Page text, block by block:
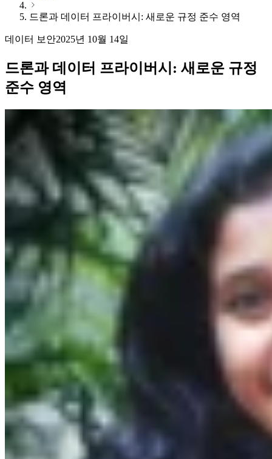
드론과 데이터 프라이버시: 새로운 규정 준수 영역
데이터 보안2025년 10월 14일
드론과 데이터 프라이버시: 새로운 규정
준수 영역